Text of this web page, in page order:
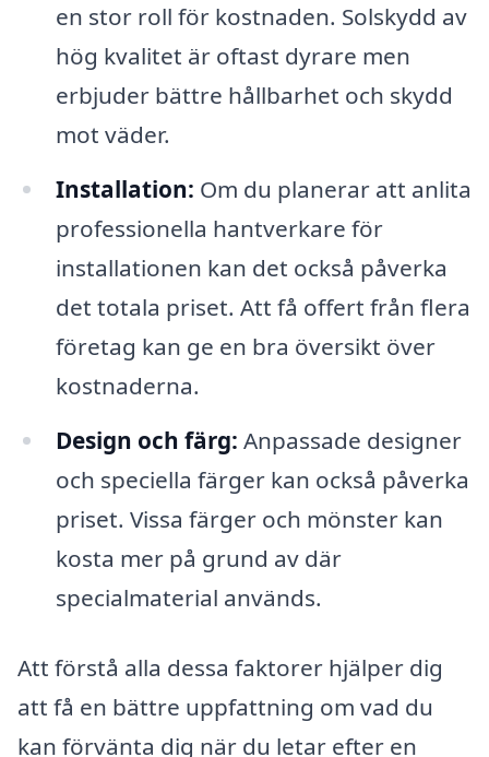
en stor roll för kostnaden. Solskydd av
hög kvalitet är oftast dyrare men
erbjuder bättre hållbarhet och skydd
mot väder.
Installation: Om du planerar att anlita
professionella hantverkare för
installationen kan det också påverka
det totala priset. Att få offert från flera
företag kan ge en bra översikt över
kostnaderna.
Design och färg: Anpassade designer
och speciella färger kan också påverka
priset. Vissa färger och mönster kan
kosta mer på grund av där
specialmaterial används.
Att förstå alla dessa faktorer hjälper dig
att få en bättre uppfattning om vad du
kan förvänta dig när du letar efter en